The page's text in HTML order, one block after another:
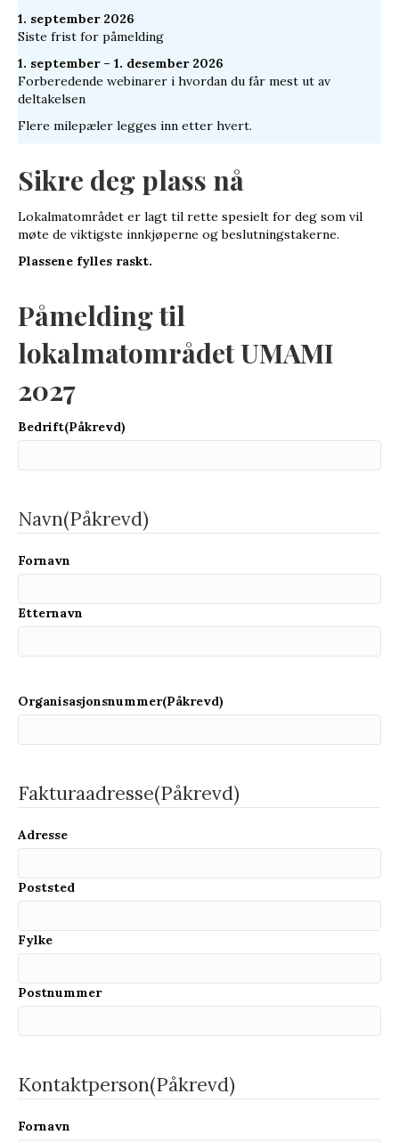
1. september 2026
Siste frist for påmelding
1. september – 1. desember 2026
Forberedende webinarer i hvordan du får mest ut av
deltakelsen
Flere milepæler legges inn etter hvert.
Sikre deg plass nå
Lokalmatområdet er lagt til rette spesielt for deg som vil
møte de viktigste innkjøperne og beslutningstakerne.
Plassene fylles raskt.
Påmelding til
lokalmatområdet UMAMI
2027
Bedrift(Påkrevd)
Navn(Påkrevd)
Fornavn
Etternavn
Organisasjonsnummer(Påkrevd)
Fakturaadresse(Påkrevd)
Adresse
Poststed
Fylke
Postnummer
Kontaktperson(Påkrevd)
Fornavn